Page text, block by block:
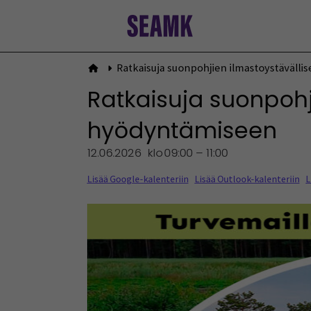
Etusivulle
Ratkaisuja suonpohjien
Ratkaisuja
hyödyntämiseen
12.06.2026 klo09:00 – 11:00
Lisää Google-kalenteriin Lisää Outlook-kalenteriin